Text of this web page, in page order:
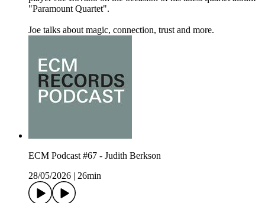
"Paramount Quartet".
Joe talks about magic, connection, trust and more.
ECM Podcast #67 - Judith Berkson
28/05/2026
26min